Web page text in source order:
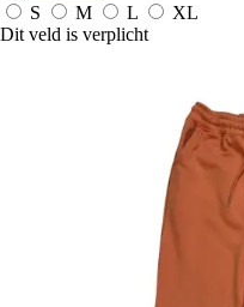
S
M L
XL
Dit veld is verplicht